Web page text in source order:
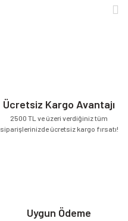
Ücretsiz Kargo Avantajı
2500 TL ve üzeri verdiğiniz tüm
siparişlerinizde ücretsiz kargo fırsatı!
Uygun Ödeme